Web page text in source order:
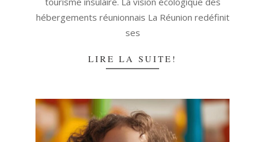
hébergements réunionnais La Réunion redéfinit
ses
LIRE LA SUITE!